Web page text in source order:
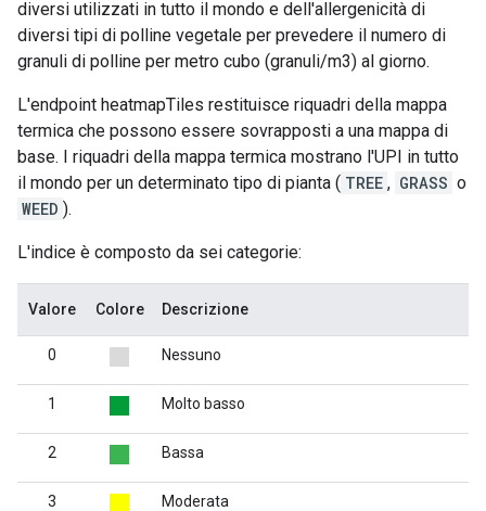
diversi utilizzati in tutto il mondo e dell'allergenicità di
diversi tipi di polline vegetale per prevedere il numero di
granuli di polline per metro cubo (granuli/m3) al giorno.
L'endpoint heatmapTiles restituisce riquadri della mappa
termica che possono essere sovrapposti a una mappa di
base. I riquadri della mappa termica mostrano l'UPI in tutto
il mondo per un determinato tipo di pianta ( TREE , GRASS o
WEED ).
L'indice è composto da sei categorie:
Valore Colore Descrizione
0 Nessuno
1 Molto basso
2 Bassa
3 Moderata